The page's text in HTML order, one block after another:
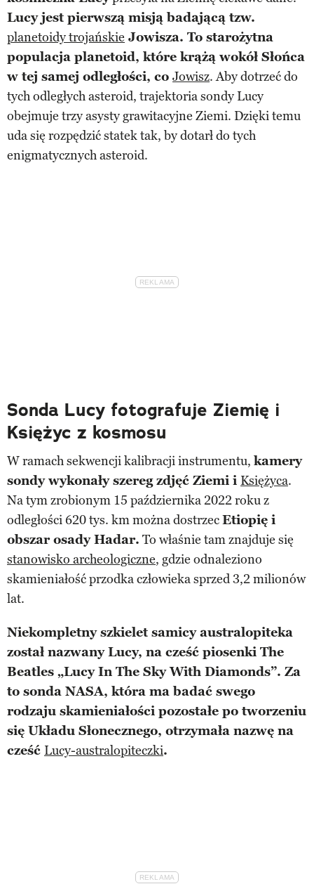
Lucy jest pierwszą misją badającą tzw.
planetoidy trojańskie Jowisza. To starożytna
populacja planetoid, które krążą wokół Słońca
w tej samej odległości, co Jowisz. Aby dotrzeć do
tych odległych asteroid, trajektoria sondy Lucy
obejmuje trzy asysty grawitacyjne Ziemi. Dzięki temu
uda się rozpędzić statek tak, by dotarł do tych
enigmatycznych asteroid.
Sonda Lucy fotografuje Ziemię i
Księżyc z kosmosu
W ramach sekwencji kalibracji instrumentu, kamery
sondy wykonały szereg zdjęć Ziemi i Księżyca.
Na tym zrobionym 15 października 2022 roku z
odległości 620 tys. km można dostrzecEtiopię i
obszar osady Hadar. To właśnie tam znajduje się
stanowisko archeologiczne, gdzie odnaleziono
skamieniałość przodka człowieka sprzed 3,2 milionów
lat.
Niekompletny szkielet samicy australopiteka
został nazwany Lucy, na cześć piosenki The
Beatles „Lucy In The Sky With Diamonds”. Za
to sonda NASA, która ma badać swego
rodzaju skamieniałości pozostałe po tworzeniu
się Układu Słonecznego, otrzymała nazwę na
cześć Lucy-australopiteczki.